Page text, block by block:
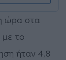
ώρα στα
το
ήταν 4,8